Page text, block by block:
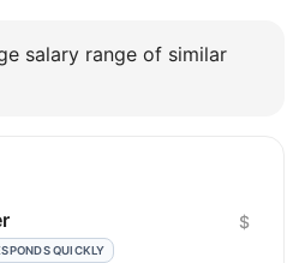
salary range of similar
QUICKLY
$